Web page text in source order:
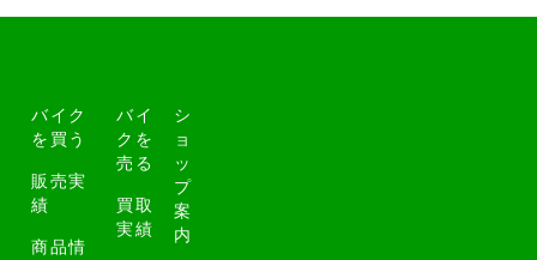
バイク
を買う
販売実
績
商品情
バイ
クを
売る
買取
実績
シ
ョ
ッ
プ
案
内